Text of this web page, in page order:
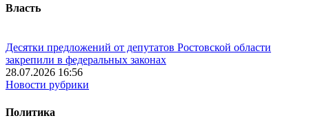
Власть
Десятки предложений от депутатов Ростовской области
закрепили в федеральных законах
28.07.2026 16:56
Новости рубрики
Политика